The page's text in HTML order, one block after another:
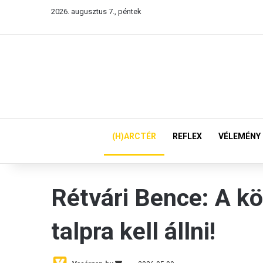
2026. augusztus 7., péntek
(H)ARCTÉR REFLEX VÉLEMÉNY
Rétvári Bence: A
talpra kell állni!